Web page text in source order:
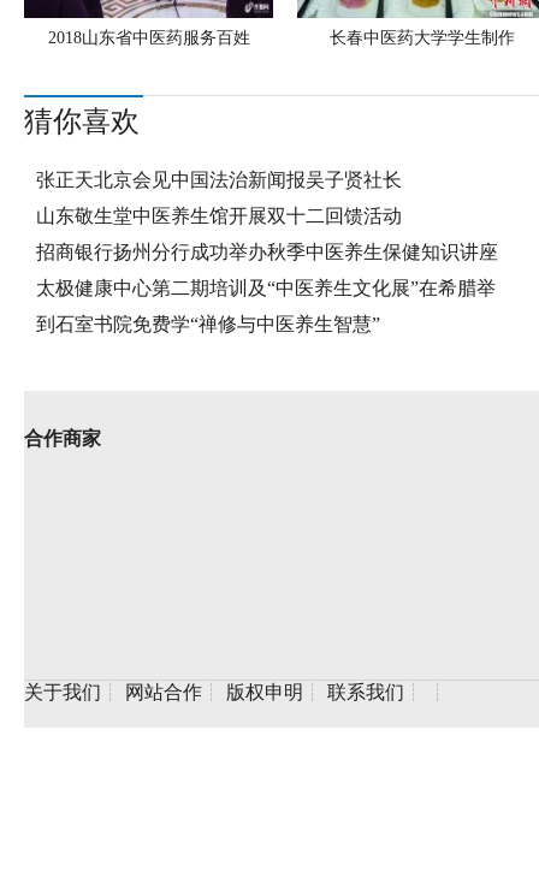
2018山东省中医药服务百姓 长春中医药大学学生制作
猜你喜欢
张正天北京会见中国法治新闻报吴子贤社长
山东敬生堂中医养生馆开展双十二回馈活动
招商银行扬州分行成功举办秋季中医养生保健知识讲座
太极健康中心第二期培训及“中医养生文化展”在希腊举
到石室书院免费学“禅修与中医养生智慧”
合作商家
关于我们 ┊ 网站合作 ┊ 版权申明 ┊ 联系我们 ┊ ┊